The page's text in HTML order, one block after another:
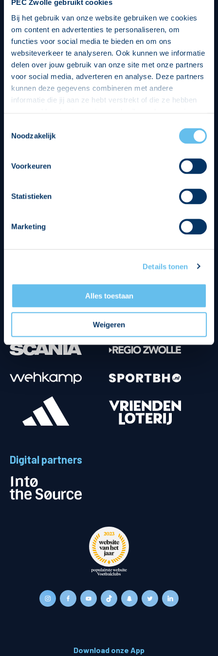
PEC Zwolle gebruikt cookies
Bij het gebruik van onze website gebruiken we cookies
om content en advertenties te personaliseren, om
functies voor social media te bieden en om ons
websiteverkeer te analyseren. Ook kunnen we informatie
delen over jouw gebruik van onze site met onze partners
voor social media, adverteren en analyse. Deze partners
kunnen deze gegevens combineren met andere
informatie die jij aan ze hebt verstrekt of die ze hebben
op een veilige en integere wijze. Je kunt je toestemming
beheren op de privacy- en cookieverklaring pagina.
Noodzakelijk
Voorkeuren
Statistieken
Marketing
Details tonen
Alles toestaan
Weigeren
Digital partners
Download onze App